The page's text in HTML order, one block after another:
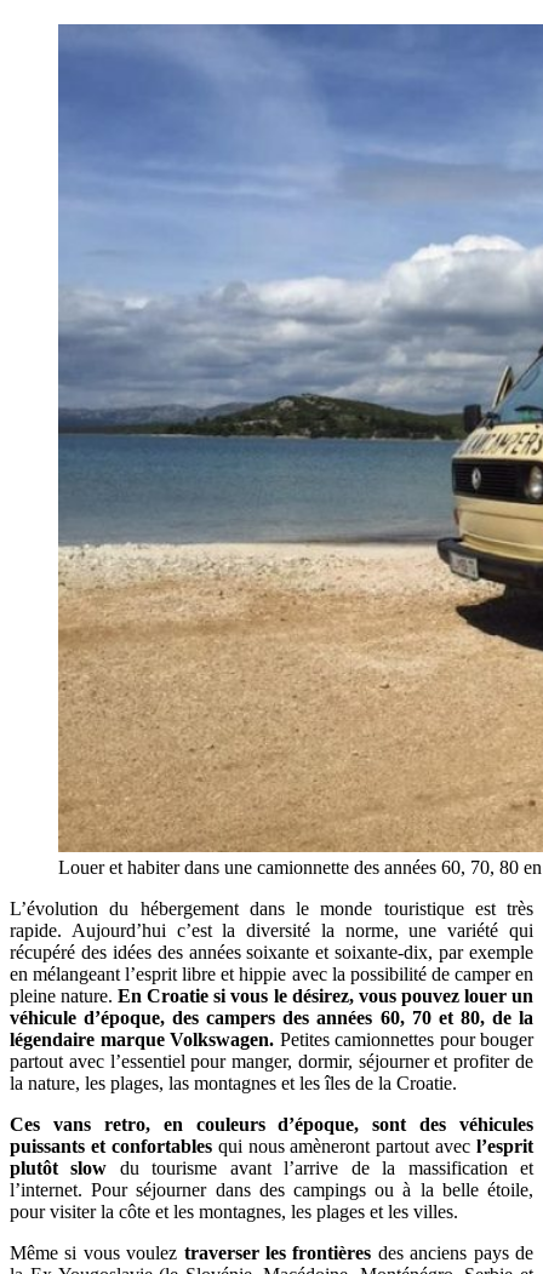
Louer et habiter dans une camionnette des années 60, 70, 80
L’évolution du hébergement dans le monde touristique est très
rapide. Aujourd’hui c’est la diversité la norme, une variété qui
récupéré des idées des années soixante et soixante-dix, par exemple
en mélangeant l’esprit libre et hippie avec la possibilité de camper en
pleine nature.En Croatie si vous le désirez, vous pouvez louer un
véhicule d’époque, des campers des années 60, 70 et 80, de la
légendaire marque Volkswagen. Petites camionnettes pour bouger
partout avec l’essentiel pour manger, dormir, séjourner et profiter de
la nature, les plages, las montagnes et les îles de la Croatie.
Ces vans retro, en couleurs d’époque, sont des véhicules
puissants et confortablesqui nous amèneront partout avec l’esprit
plutôt slow du tourisme avant l’arrive de la massification et
l’internet. Pour séjourner dans des campings ou à la belle étoile,
pour visiter la côte et les montagnes, les plages et les villes.
Même si vous voulez traverser les frontières des anciens pays de